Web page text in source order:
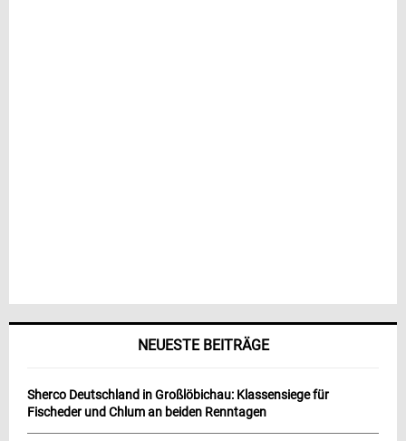
NEUESTE BEITRÄGE
Sherco Deutschland in Großlöbichau: Klassensiege für
Fischeder und Chlum an beiden Renntagen